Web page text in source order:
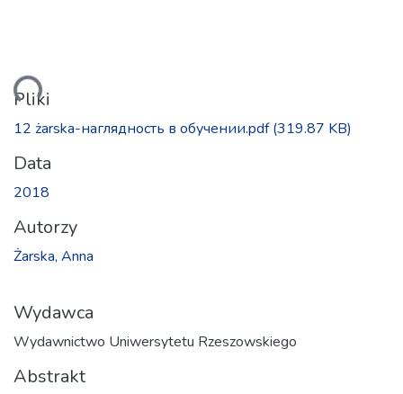
Pliki
12 żarska-наглядность в обучении.pdf(319.87 KB)
Data
2018
Autorzy
Żarska, Anna
Wydawca
Wydawnictwo Uniwersytetu Rzeszowskiego
Abstrakt